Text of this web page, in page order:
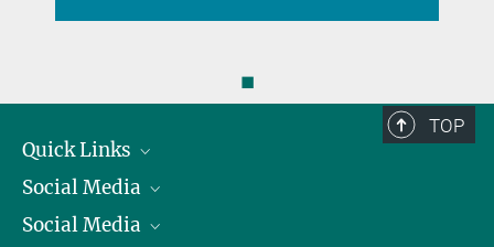
◼
TOP
Quick Links
Präsident
Zahlen und Fakten
Social Media
Bluesky
Social Media